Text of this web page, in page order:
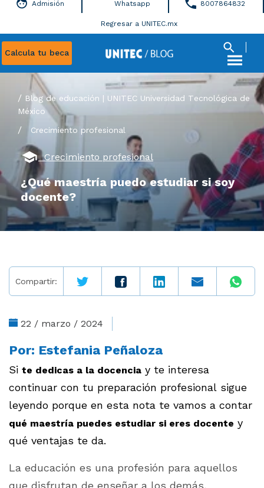
Calcula tu beca
Admisión Whatsapp 8007864832
Regresar a UNITEC.mx
Blog de educación | UNITEC Universidad Tecnológica de
México
/ Crecimiento profesional
Crecimiento profesional
¿Qué maestría puedo estudiar si soy
docente?
Compartir:
22 / marzo / 2024
Por: Estefania Peñaloza
Si te dedicas a la docencia y te interesa
continuar con tu preparación profesional sigue
leyendo porque en esta nota te vamos a contar
qué maestría puedes estudiar si eres docente y
qué ventajas te da.
La educación es una profesión para aquellos
que disfrutan de enseñar a los demás,